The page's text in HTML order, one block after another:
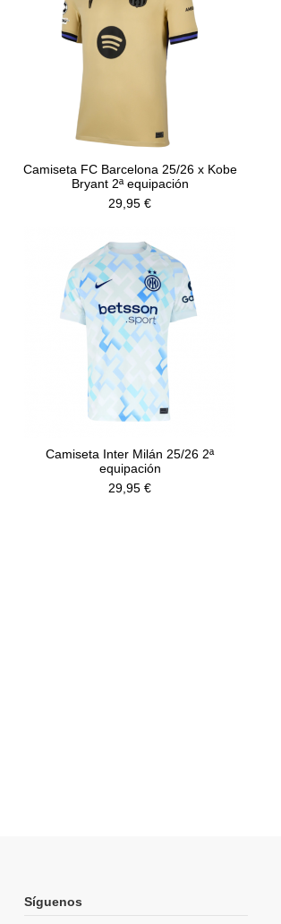
Camiseta FC Barcelona 25/26 x Kobe
Bryant 2ª equipación
29,95 €
Camiseta Inter Milán 25/26 2ª
equipación
29,95 €
Síguenos